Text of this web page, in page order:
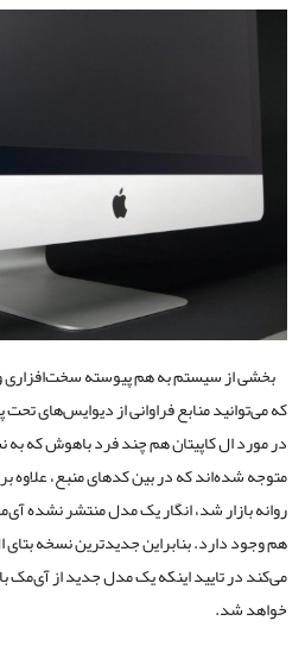
بخشی از سیستم به هم پیوسته سخت‌افزاری
که می‌توانید منابع فراوانی از دیوایس‌های
در مورد ال کاپیتان هم چند فرد باهوش که
هم وجود دارد. بنابراین جدیدترین نسخه بتای
می‌کند در تایید اینکه یک مدل جدید از
خواهد شد.